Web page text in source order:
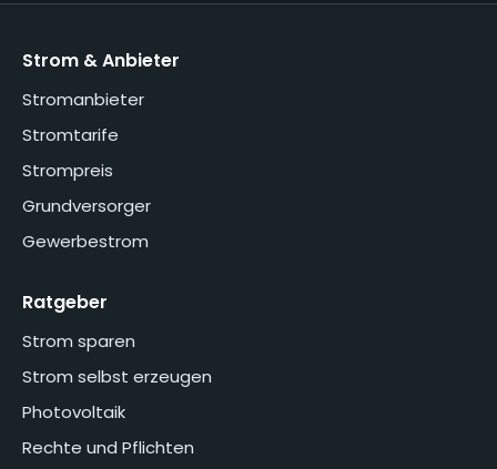
Strom & Anbieter
Stromanbieter
Stromtarife
Strompreis
Grundversorger
Gewerbestrom
Ratgeber
Strom sparen
Strom selbst erzeugen
Photovoltaik
Rechte und Pflichten